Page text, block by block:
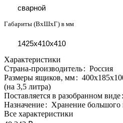
сварной
Габариты (ВхШхГ) в мм
1425х410х410
Характеристики
Страна-производитель: Россия
Размеры ящиков, мм:
(на 3,5 литра)
Поставляется в разобранном виде:
Назначение: Хранение большого
Все характеристики